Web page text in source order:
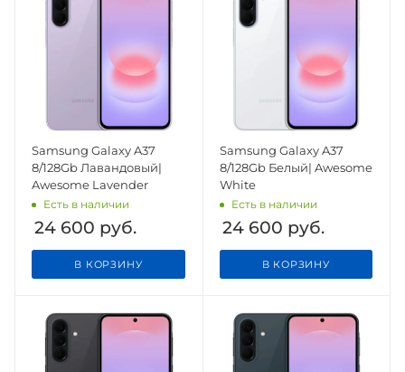
Samsung Galaxy A37
8/128Gb Лавандовый|
Awesome Lavender
Есть в наличии
24 600 руб.
В КОРЗИНУ
Samsung Galaxy A37
8/128Gb Белый| Awesome
White
Есть в наличии
24 600 руб.
В КОРЗИНУ